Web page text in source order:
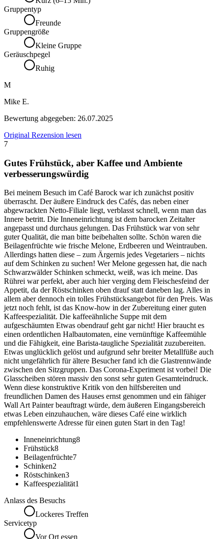
Gruppentyp
Freunde
Gruppengröße
Kleine Gruppe
Geräuschpegel
Ruhig
M
Mike E.
Bewertung abgegeben: 26.07.2025
Original Rezension lesen
7
Gutes Frühstück, aber Kaffee und Ambiente
verbesserungswürdig
Bei meinem Besuch im Café Barock war ich zunächst positiv
überrascht. Der äußere Eindruck des Cafés, das neben einer
abgewrackten Netto-Filiale liegt, verblasst schnell, wenn man das
Innere betritt. Die Inneneinrichtung ist dem barocken Zeitalter
angepasst und durchaus gelungen. Das Frühstück war von sehr
guter Qualität, die man bitte beibehalten sollte. Schön waren die
Beilagenfrüchte wie frische Melone, Erdbeeren und Weintrauben.
Allerdings hatten diese – zum Ärgernis jedes Vegetariers – nichts
auf dem Schinken zu suchen! Wer Melone gegessen hat, die nach
Schwarzwälder Schinken schmeckt, weiß, was ich meine. Das
Rührei war perfekt, aber auch hier verging dem Fleischesfeind der
Appetit, da der Röstschinken oben drauf statt daneben lag. Alles in
allem aber dennoch ein tolles Frühstücksangebot für den Preis. Was
jetzt noch fehlt, ist das Know-how in der Zubereitung einer guten
Kaffeespezialität. Die kaffeeähnliche Suppe mit dem
aufgeschäumten Etwas obendrauf geht gar nicht! Hier braucht es
einen ordentlichen Halbautomaten, eine vernünftige Kaffeemühle
und die Fähigkeit, eine Barista-taugliche Spezialität zuzubereiten.
Etwas unglücklich gelöst und aufgrund sehr breiter Metallfüße auch
nicht ungefährlich für ältere Besucher fand ich die Glastrennwände
zwischen den Sitzgruppen. Das Corona-Experiment ist vorbei! Die
Glasscheiben stören massiv den sonst sehr guten Gesamteindruck.
Wenn diese konstruktive Kritik von den hilfsbereiten und
freundlichen Damen des Hauses ernst genommen und ein fähiger
Wall Art Painter beauftragt würde, dem äußeren Eingangsbereich
etwas Leben einzuhauchen, wäre dieses Café eine wirklich
empfehlenswerte Adresse für einen guten Start in den Tag!
Inneneinrichtung8
Frühstück8
Beilagenfrüchte7
Schinken2
Röstschinken3
Kaffeespezialität1
Anlass des Besuchs
Lockeres Treffen
Servicetyp
Vor Ort essen